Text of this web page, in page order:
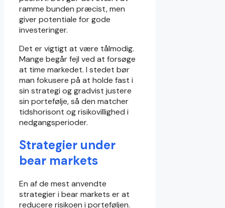
ramme bunden præcist, men
giver potentiale for gode
investeringer.
Det er vigtigt at være tålmodig.
Mange begår fejl ved at forsøge
at time markedet. I stedet bør
man fokusere på at holde fast i
sin strategi og gradvist justere
sin portefølje, så den matcher
tidshorisont og risikovillighed i
nedgangsperioder.
Strategier under
bear markets
En af de mest anvendte
strategier i bear markets er at
reducere risikoen i porteføljen.